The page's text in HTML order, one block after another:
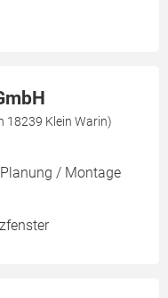
18239 Klein Warin)
/ Montage